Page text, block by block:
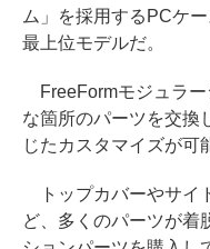
ム」を採用するPCケ
最上位モデルだ。
FreeFormモジュラー
な箇所のパーツを交換
じたカスタマイズが可
トップカバーやサイ
ど、多くのパーツが着